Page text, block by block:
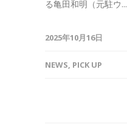
る亀田和明（元駐ウ...
2025年10月16日
NEWS, PICK UP